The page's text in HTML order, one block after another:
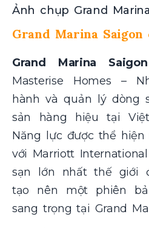
Ảnh chụp Grand
Grand Marina Saigon
Grand Marina
Masterise Homes –
hành và quản lý dòng
sản hàng hiệu tại
Năng lực được thể
với Marriott
sạn lớn nhất thế giới
tạo nên một phiên
sang trọng tại Grand